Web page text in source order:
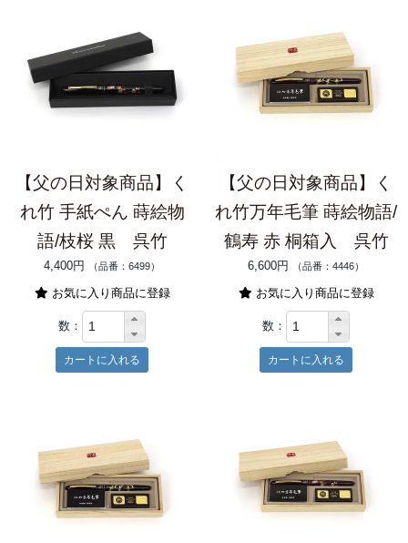
【父の日対象商品】く
れ竹 手紙ぺん 蒔絵物
語/枝桜 黒 呉竹
4,400円 （品番：6499）
お気に入り商品に登録
数：
【父の日対象商品】く
れ竹万年毛筆 蒔絵物語/
鶴寿 赤 桐箱入 呉竹
6,600円 （品番：4446）
お気に入り商品に登録
数：